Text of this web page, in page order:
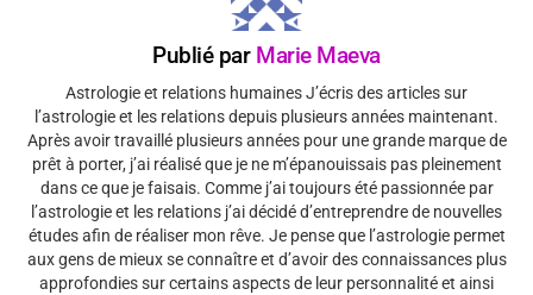
Publié par Marie Maeva
Astrologie et relations humaines J’écris des articles sur
l’astrologie et les relations depuis plusieurs années maintenant.
Après avoir travaillé plusieurs années pour une grande marque de
prêt à porter, j’ai réalisé que je ne m’épanouissais pas pleinement
dans ce que je faisais. Comme j’ai toujours été passionnée par
l’astrologie et les relations j’ai décidé d’entreprendre de nouvelles
études afin de réaliser mon rêve. Je pense que l’astrologie permet
aux gens de mieux se connaître et d’avoir des connaissances plus
approfondies sur certains aspects de leur personnalité et ainsi